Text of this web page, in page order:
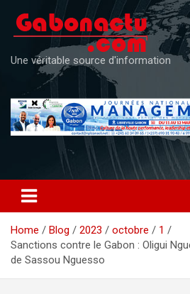
content
Une véritable source d'information
Home Blog 2023 octobre
1
Sanctions contre le Gabon : Oligui
de Sassou Nguesso